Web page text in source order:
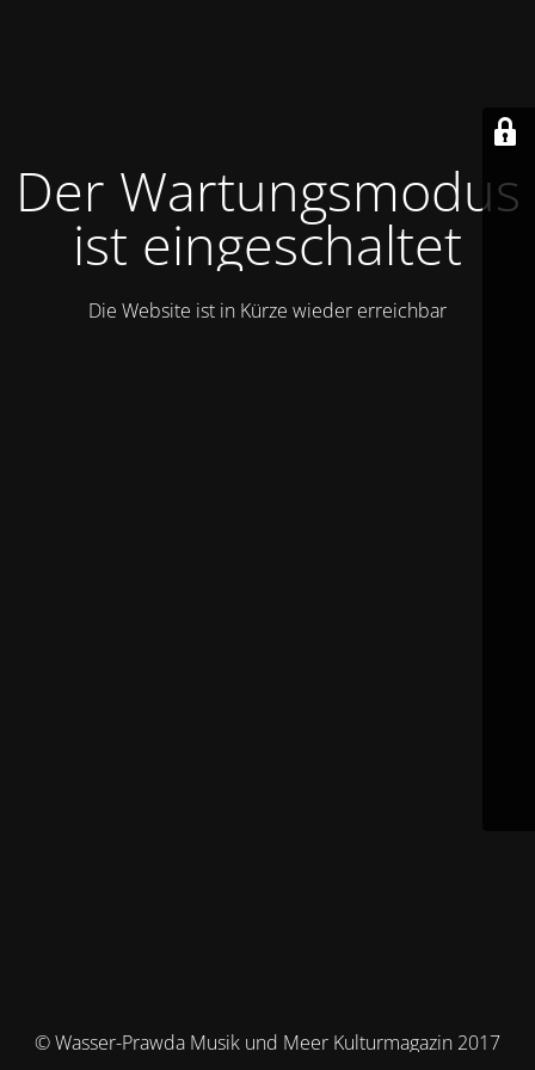
Der Wartungsmodus
ist eingeschaltet
Die Website ist in Kürze wieder erreichbar
© Wasser-Prawda Musik und Meer Kulturmagazin 2017